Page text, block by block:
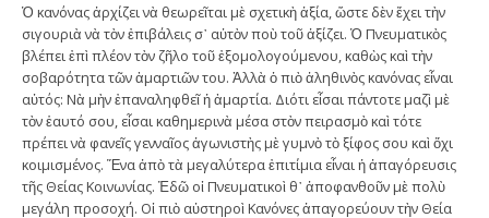
Ὁ κανόνας ἀρχίζει νὰ θεωρεῖται μὲ σχετικὴ ἀξία, ὥστε δὲν ἔχει τὴν
σιγουριὰ νὰ τὸν ἐπιβάλεις σ᾿ αὐτὸν ποὺ τοῦ ἀξίζει. Ὁ Πνευματικὸς
βλέπει ἐπὶ πλέον τὸν ζῆλο τοῦ ἐξομολογούμενου, καθὼς καὶ τὴν
σοβαρότητα τῶν ἁμαρτιῶν του. Ἀλλὰ ὁ πιὸ ἀληθινὸς κανόνας εἶναι
αὐτός: Νὰ μὴν ἐπαναληφθεῖ ἡ ἁμαρτία. Διότι εἶσαι πάντοτε μαζὶ μὲ
τὸν ἑαυτό σου, εἶσαι καθημερινὰ μέσα στὸν πειρασμὸ καὶ τότε
πρέπει νὰ φανεῖς γενναῖος ἀγωνιστὴς μὲ γυμνὸ τὸ ξίφος σου καὶ ὄχι
κοιμισμένος. Ἕνα ἀπὸ τὰ μεγαλύτερα ἐπιτίμια εἶναι ἡ ἀπαγόρευσις
τῆς Θείας Κοινωνίας. Ἐδῶ οἱ Πνευματικοὶ θ᾿ ἀποφανθοῦν μὲ πολὺ
μεγάλη προσοχή. Οἱ πιὸ αὐστηροὶ Κανόνες ἀπαγορεύουν τὴν Θεία